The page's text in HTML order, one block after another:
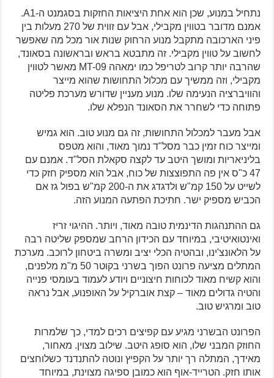
נתחיל במנוע, שכן הוא אחת היציאות החזקות בסגמנט ה-A1.
אמנם מדובר בטווין מקבילי, אבל עם זווית של 270 מעלות בין
פיני הארכובה מתקבל מנוע הרחוק שנות אור מכל מה שאפשר
לחשוב על טווין מקבילי. זה מתבטא בראש ובראשונה בסאונד,
שהרבה יותר קרוב לטריפל כמו ימאהה MT-09 מאשר לטווין
מקבילי, וזה ממשיך עם מכלול התחושות שהוא מייצר
והוויברציה הנעימה שלו. מנוע מעניין שדורש מערכת פליטה
פתוחה כדי לשחרר את הסאונד הנפלא שלו.
אבל מעבר למכלול התחושות, זה גם מנוע טוב. הוא גמיש
ומייצר כוח זמין כבר מסל"ד נמוך מאוד, והוא מטפס
בליניאריות ומושך היטב עד לקצה סקאלת הסל"ד. אמנם עם
47 כ"ס אין פה התפוצצות של כוח, אבל הוא מספיק חזק כדי
לשייט על 150 קמ"ש ולדגדג את ה-200 קמ"ש בפול גז אם
הכביש מספיק ישר. חתיכת הפתעה המנוע הזה.
גם ההתנהגות הדינמית טובה מאוד, ויותר. ההיגוי זריז
ואינטואיטיבי, במיוחד עם הכידון הרחב שמספק שליטה רבה
על הלאונצ'ינו, ובהטיה הכלי יציב ומשרה ביטחון לרוכב. מערכת
המתלים מציעה פרונט הפוך בשרני בקוטר 50 מ"מ מלפנים,
והוא קשיח מאוד לכוחות חיצוניים ויודע לעמוד בעומסי פנייה
והטיה גדולים מאוד – קצת אוברקיל על האופנוע, אבל נראה
טוב ומרגיש טוב.
הפרונט הבשרני מגיע עם קפיצים רכים למדי, כך שלמרות
החוזק המבני שלו, הוא סופג היטב. שילוב מצוין. מאחור,
מאידך, המתלה רך יותר על הקפיץ ונוטה להתנדנד כשלוחצים
אותו חזק. הטרייד-אוף הוא כמובן ספיגה מצוינת, במיוחד